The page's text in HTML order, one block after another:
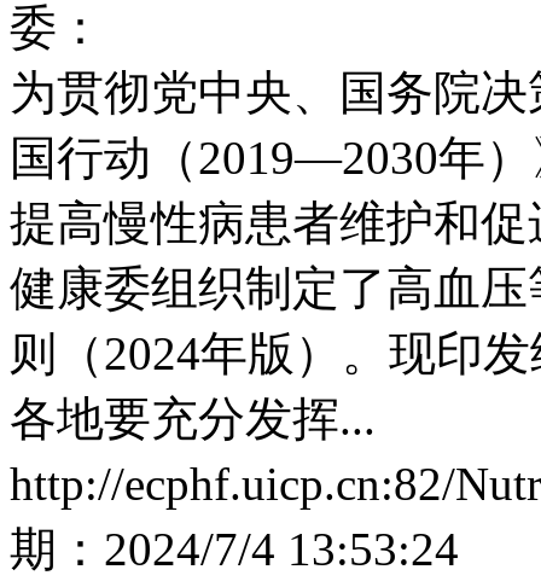
委：
为贯彻党中央、国务院
国行动（2019—2030年
提高慢性病患者维护和
健康委组织制定了高血
则（2024年版）。现印
各地要充分发挥...
http://ecphf.uicp.cn:82/
期： 2024/7/4 13:53:24